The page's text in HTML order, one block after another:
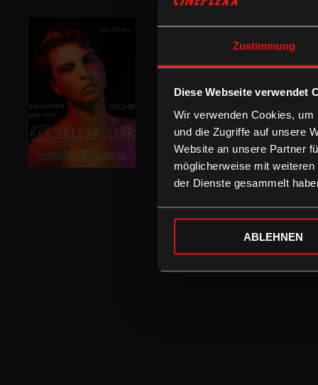
Zustimmung
Diese Webseite verwendet
Wir verwenden Cookies,
und die Zugriffe auf unsere
Website an unsere Partner
möglicherweise mit
der Dienste gesammelt
ABLEHNEN